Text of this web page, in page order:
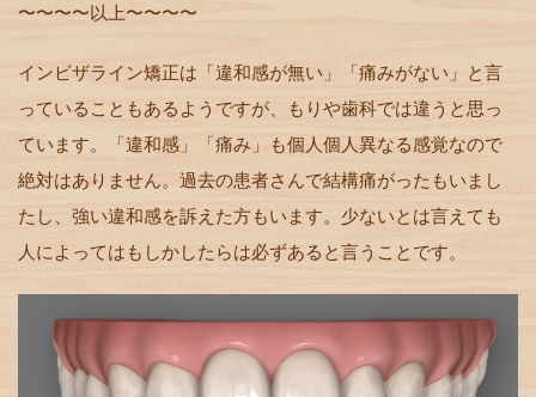
〜〜〜〜以上〜〜〜〜
インビザライン矯正は「違和感が無い」「痛みがない」と言
っていることもあるようですが、もりや歯科では違うと思っ
ています。「違和感」「痛み」も個人個人異なる感覚なので
絶対はありません。過去の患者さんで結構痛がったもいまし
たし、強い違和感を訴えた方もいます。少ないとは言えても
人によってはもしかしたらは必ずあると言うことです。